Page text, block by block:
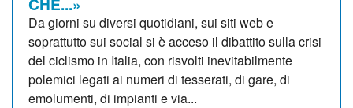
Da giorni su diversi quotidiani, sui siti web e
soprattutto sui social si è acceso il dibattito sulla crisi
del ciclismo in Italia, con risvolti inevitabilmente
polemici legati ai numeri di tesserati, di gare, di
emolumenti, di impianti e via...